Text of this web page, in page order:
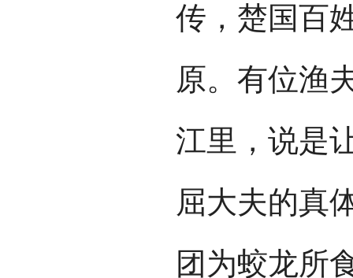
传，楚国百
原。有位渔
江里，说是
屈大夫的真
团为蛟龙所